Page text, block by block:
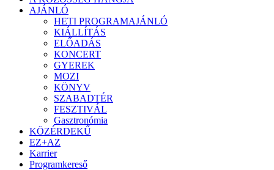
AJÁNLÓ
HETI PROGRAMAJÁNLÓ
KIÁLLÍTÁS
ELŐADÁS
KONCERT
GYEREK
MOZI
KÖNYV
SZABADTÉR
FESZTIVÁL
Gasztronómia
KÖZÉRDEKŰ
EZ+AZ
Karrier
Programkereső